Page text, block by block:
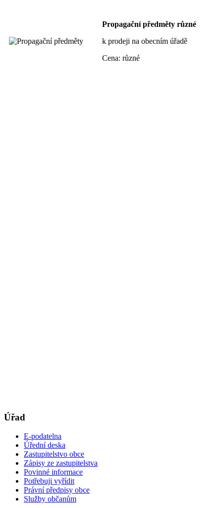
Propagační předměty různé
k prodeji na obecním úřadě
Cena: různé
Úřad
E-podatelna
Úřední deska
Zastupitelstvo obce
Zápisy ze zastupitelstva
Povinné informace
Potřebuji vyřídit
Právní předpisy obce
Služby občanům